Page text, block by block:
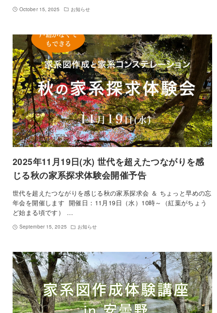
October 15, 2025 お知らせ
2025年11月19日(水) 世代を超えたつながりを感
じる秋の家系探求体験会開催予告
世代を超えたつながりを感じる秋の家系探求会 ＆ ちょっと早めの忘
年会を開催します 開催日：11月19日（水）10時～（紅葉がちょう
ど始まる頃です） …
September 15, 2025 お知らせ